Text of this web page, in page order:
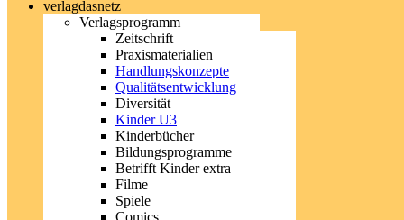
verlagdasnetz
Verlagsprogramm
Zeitschrift
Praxismaterialien
Handlungskonzepte
Qualitätsentwicklung
Diversität
Kinder U3
Kinderbücher
Bildungsprogramme
Betrifft Kinder extra
Filme
Spiele